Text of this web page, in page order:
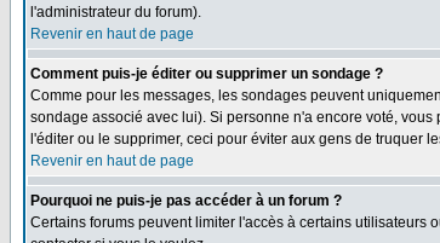
l'administrateur du forum).
Revenir en haut de page
Comment puis-je éditer ou supprimer un sondage ?
Comme pour les messages, les sondages peuvent
sondage associé avec lui). Si personne n'a encore voté,
l'éditer ou le supprimer, ceci pour éviter aux gens de truquer
Revenir en haut de page
Pourquoi ne puis-je pas accéder à un forum ?
Certains forums peuvent limiter l'accès à certains utilisateurs